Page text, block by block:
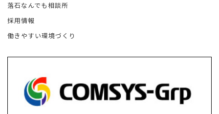
落石なんでも相談所
採用情報
働きやすい環境づくり